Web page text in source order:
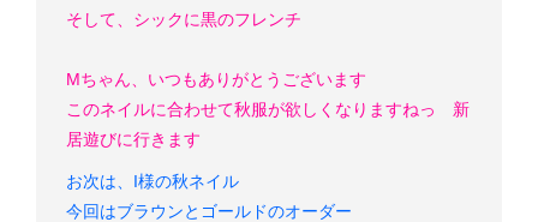
そして、シックに黒のフレンチ
Mちゃん、いつもありがとうございます
このネイルに合わせて秋服が欲しくなりますねっ
新
居遊びに行きます
お次は、I様の秋ネイル
今回はブラウンとゴールドのオーダー